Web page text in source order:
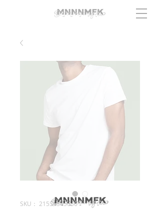
SKU： 21554345656